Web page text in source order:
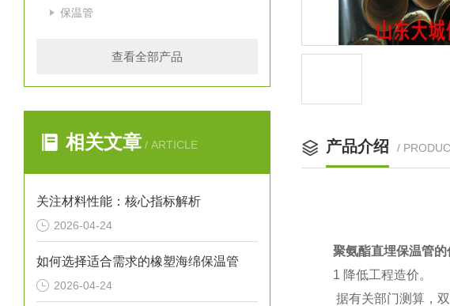
保温管
查看全部产品
相关文章 / ARTICLE
关注材料性能：核心指标解析
2026-04-24
如何选择适合需求的橡塑海绵保温管
2026-04-24
产品介绍 /
聚氨酯直埋保温管的
1 降低工程造价。
据有关部门测算，双